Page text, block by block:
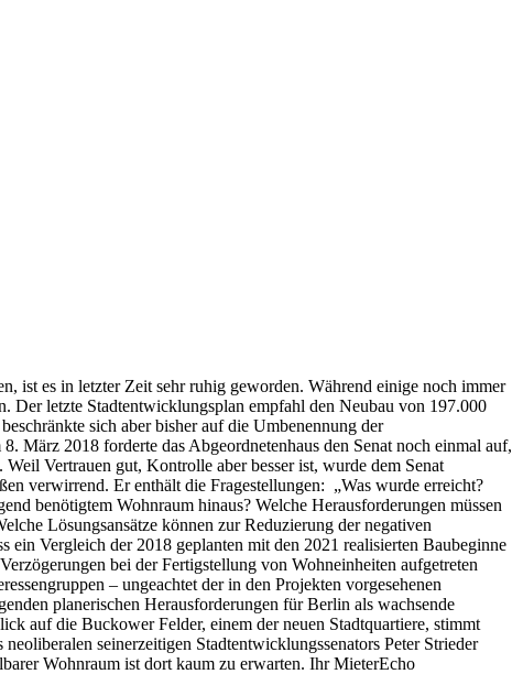
ist es in letzter Zeit sehr ruhig geworden. Während einige noch immer
Der letzte Stadtentwicklungsplan empfahl den Neubau von 197.000
sich aber bisher auf die Umbenennung der
März 2018 forderte das Abgeordnetenhaus den Senat noch einmal auf,
Vertrauen gut, Kontrolle aber besser ist, wurde dem Senat
verwirrend. Er enthält die Fragestellungen: „Was wurde erreicht?
benötigtem Wohnraum hinaus? Welche Herausforderungen müssen
Lösungsansätze können zur Reduzierung der negativen
Vergleich der 2018 geplanten mit den 2021 realisierten Baubeginne
bei der Fertigstellung von Wohneinheiten aufgetreten
– ungeachtet der in den Projekten vorgesehenen
planerischen Herausforderungen für Berlin als wachsende
auf die Buckower Felder, einem der neuen Stadtquartiere, stimmt
seinerzeitigen Stadtentwicklungssenators Peter Strieder
Wohnraum ist dort kaum zu erwarten. Ihr MieterEcho